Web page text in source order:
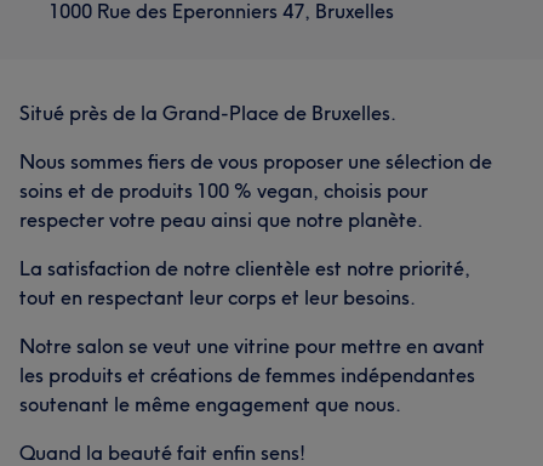
1000 Rue des Eperonniers 47, Bruxelles
Situé près de la Grand-Place de Bruxelles.
Nous sommes fiers de vous proposer une sélection de
soins et de produits 100 % vegan, choisis pour
respecter votre peau ainsi que notre planète.
La satisfaction de notre clientèle est notre priorité,
tout en respectant leur corps et leur besoins.
Notre salon se veut une vitrine pour mettre en avant
les produits et créations de femmes indépendantes
soutenant le même engagement que nous.
Quand la beauté fait enfin sens!